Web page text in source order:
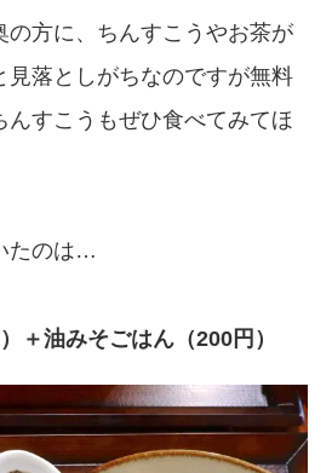
の方に、ちんすこうやお茶が
見落としがちなのですが無料
んすこうもぜひ食べてみてほ
たのは…
＋油みそごはん（200円）